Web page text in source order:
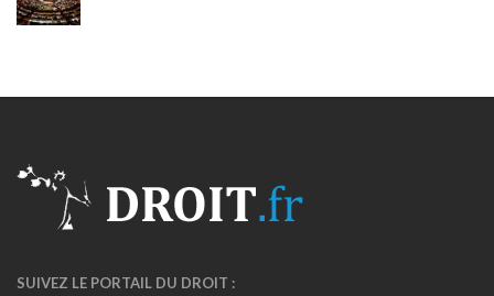
SUIVEZ LE PORTAIL DU DROIT :